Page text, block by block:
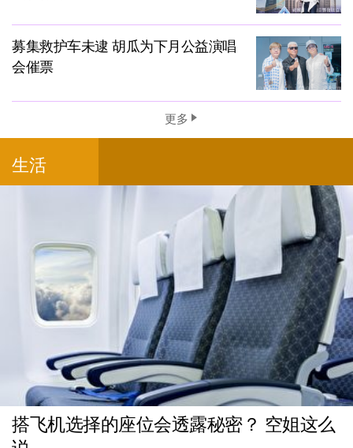
募集救护车未逮 胡瓜为下月公益演唱
会催票
更多
生活
搭飞机选择的座位会透露秘密？ 空姐这么